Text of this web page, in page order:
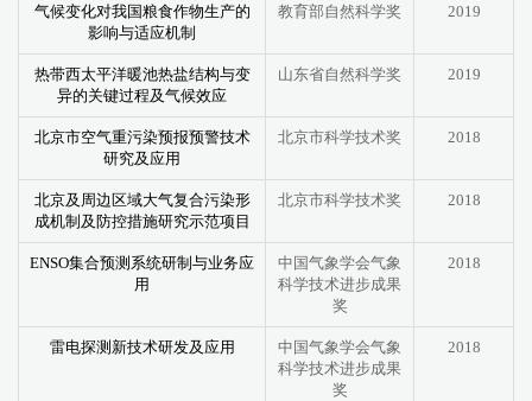
气候变化对我国粮食作物生产的
影响与适应机制
教育部自然科学奖 2019
热带西太平洋暖池热盐结构与变
异的关键过程及气候效应
山东省自然科学奖 2019
北京市空气重污染预报预警技术
研究及应用
北京市科学技术奖 2018
北京及周边区域大气复合污染形
成机制及防控措施研究示范项目
北京市科学技术奖 2018
ENSO集合预测系统研制与业务应
用
中国气象学会气象
科学技术进步成果
奖
2018
雷电探测新技术研发及应用
中国气象学会气象
科学技术进步成果
奖
2018